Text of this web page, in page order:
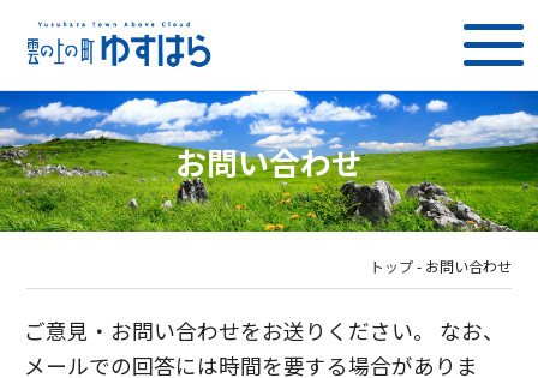
お問い合わせ
トップ - お問い合わせ
ご意見・お問い合わせをお送りください。 なお、
メールでの回答には時間を要する場合がありま